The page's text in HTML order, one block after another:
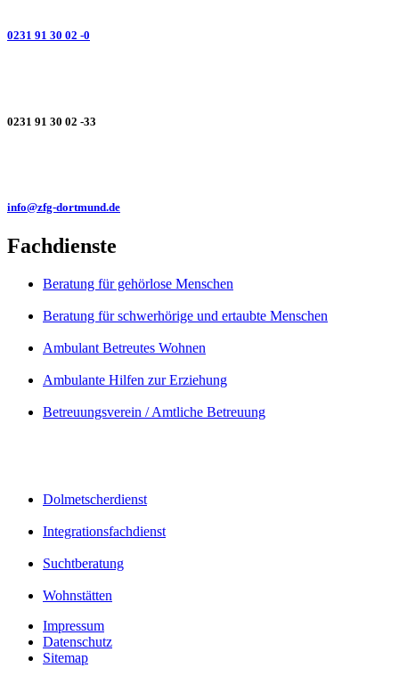
0231 91 30 02 -0
0231 91 30 02 -33
info@zfg-dortmund.de
Fachdienste
Beratung für gehörlose Menschen
Beratung für schwerhörige und ertaubte Menschen
Ambulant Betreutes Wohnen
Ambulante Hilfen zur Erziehung
Betreuungsverein / Amtliche Betreuung
Dolmetscherdienst
Integrationsfachdienst
Suchtberatung
Wohnstätten
Impressum
Datenschutz
Sitemap